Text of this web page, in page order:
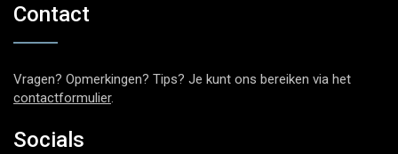
Contact
Vragen? Opmerkingen? Tips? Je kunt ons bereiken via het
contactformulier.
Socials